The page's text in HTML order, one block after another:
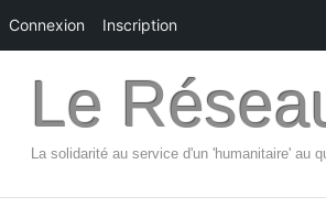
Le
La solidarité au service d'un 'humanitaire' au
Connexion Inscription